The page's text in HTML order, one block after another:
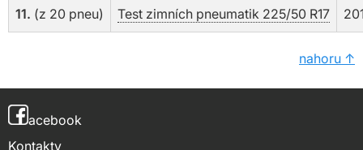
11. (z 20 pneu) Test zimních pneumatik 225/50 R17
nahoru ↑
acebook
Kontakty